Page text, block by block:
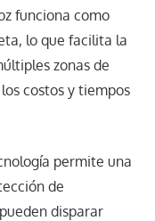
funciona como
lo que facilita la
zonas de
costos y tiempos
permite una
de
disparar